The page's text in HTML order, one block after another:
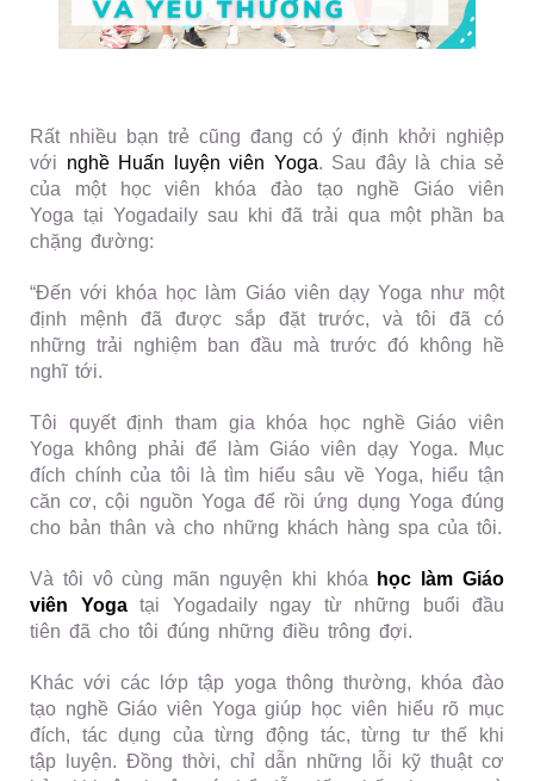
Rất nhiều bạn trẻ cũng đang có ý định khởi nghiệp
với nghề Huấn luyện viên Yoga. Sau đây là chia sẻ
của một học viên khóa đào tạo nghề Giáo viên
Yoga tại Yogadaily sau khi đã trải qua một phần ba
chặng đường:
“Đến với khóa học làm Giáo viên dạy Yoga như một
định mệnh đã được sắp đặt trước, và tôi đã có
những trải nghiệm ban đầu mà trước đó không hề
nghĩ tới.
Tôi quyết định tham gia khóa học nghề Giáo viên
Yoga không phải để làm Giáo viên dạy Yoga. Mục
đích chính của tôi là tìm hiểu sâu về Yoga, hiểu tận
căn cơ, cội nguồn Yoga để rồi ứng dụng Yoga đúng
cho bản thân và cho những khách hàng spa của tôi.
Và tôi vô cùng mãn nguyện khi khóa
học làm Giáo
viên Yoga
tại Yogadaily ngay từ những buổi đầu
tiên đã cho tôi đúng những điều trông đợi.
Khác với các lớp tập yoga thông thường, khóa đào
tạo nghề Giáo viên Yoga giúp học viên hiểu rõ mục
đích, tác dụng của từng động tác, từng tư thế khi
tập luyện. Đồng thời, chỉ dẫn những lỗi kỹ thuật cơ